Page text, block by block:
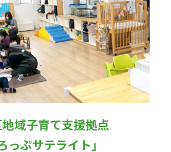
域子育て支援拠点
っぷサテライト」